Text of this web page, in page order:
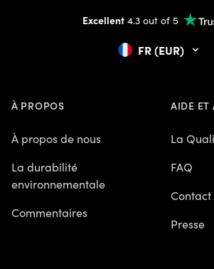
Excellent4.3 out of 5
FR (EUR)
À PROPOS
À propos de nous
La durabilité
environnementale
Commentaires
AIDE ET
La
FAQ
Contact
Presse